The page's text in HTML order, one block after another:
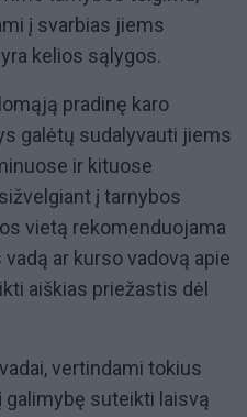
į svarbias jiems
kelios sąlygos.
pradinę karo
galėtų sudalyvauti jiems
ir kituose
į tarnybos
vietą rekomenduojama
ar kurso vadovą apie
aiškias priežastis dėl
vertindami tokius
suteikti laisvą